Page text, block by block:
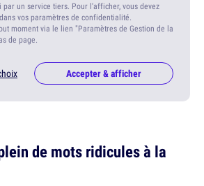
par un service tiers. Pour l'afficher, vous devez
vos paramètres de confidentialité.
moment via le lien "Paramètres de Gestion de la
de page.
Accepter & afficher
de mots ridicules à la